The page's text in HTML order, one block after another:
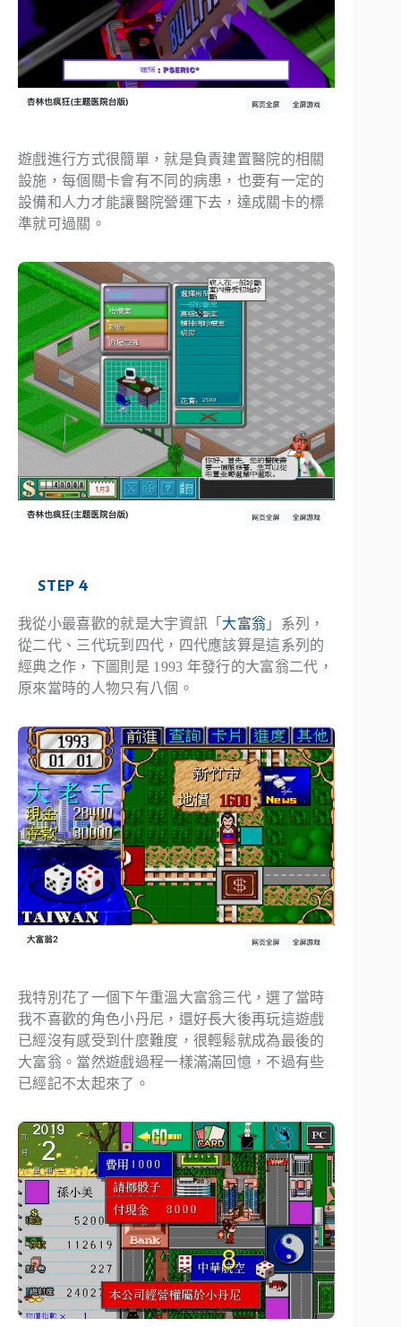
遊戲進行方式很簡單，就是負責建置醫院的相關
設施，每個關卡會有不同的病患，也要有一定的
設備和人力才能讓醫院營運下去，達成關卡的標
準就可過關。
STEP 4
我從小最喜歡的就是大宇資訊「 大富翁 」系列，
從二代、三代玩到四代，四代應該算是這系列的
經典之作，下圖則是 1993 年發行的大富翁二代，
原來當時的人物只有八個。
我特別花了一個下午重溫大富翁三代，選了當時
我不喜歡的角色小丹尼，還好長大後再玩這遊戲
已經沒有感受到什麼難度，很輕鬆就成為最後的
大富翁。當然遊戲過程一樣滿滿回憶，不過有些
已經記不太起來了。